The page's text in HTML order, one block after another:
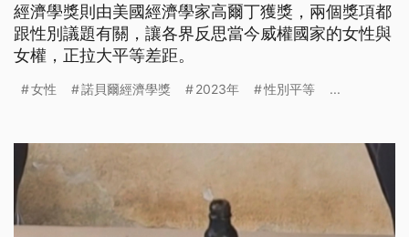
經濟學獎則由美國經濟學家高爾丁獲獎，兩個獎項都
跟性別議題有關，讓各界反思當今威權國家的女性與
女權，正拉大平等差距。
女性 諾貝爾經濟學獎 2023年 性別平等 ...